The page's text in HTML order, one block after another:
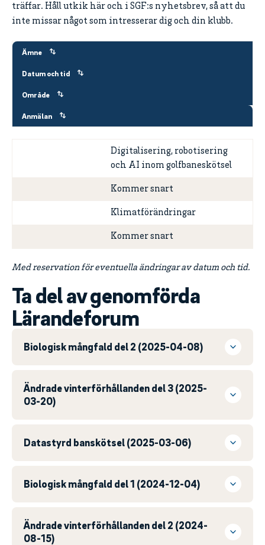
träffar. Håll utkik här och i SGF:s nyhetsbrev, så att du
inte missar något som intresserar dig och din klubb.
Ämne
Datum och tid
Område
Anmälan
Digitalisering, robotisering
och AI inom golfbaneskötsel
Kommer snart
Klimatförändringar
Kommer snart
Med reservation för eventuella ändringar av datum och tid.
Ta del av genomförda
Lärandeforum
Biologisk mångfald del 2 (2025-04-08)
Ändrade vinterförhållanden del 3 (2025-
03-20)
Datastyrd banskötsel (2025-03-06)
Biologisk mångfald del 1 (2024-12-04)
Ändrade vinterförhållanden del 2 (2024-
08-15)